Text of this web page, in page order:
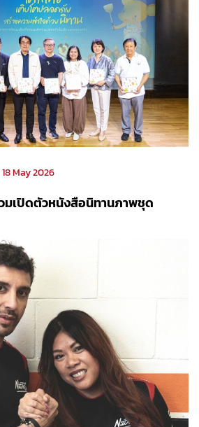
18 May 2026
มเปิดตัวหนังสือนิทานภาพชุด